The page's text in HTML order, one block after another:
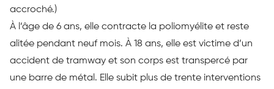
accroché.)
À l’âge de 6 ans, elle contracte la poliomyélite et reste
alitée pendant neuf mois. À 18 ans, elle est victime d’un
accident de tramway et son corps est transpercé par
une barre de métal. Elle subit plus de trente interventions